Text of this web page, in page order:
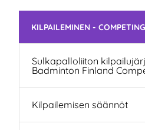
Skip subnavigation
KILPAILEMINEN - COMPETING
Sulkapalloliiton
Badminton Finland
Kilpailemisen säännöt